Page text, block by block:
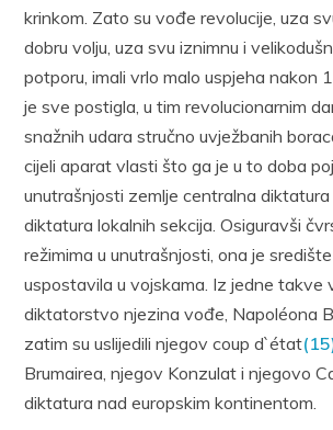
krinkom. Zato su vođe revolucije, uza
dobru volju, uza svu iznimnu i
potporu, imali vrlo malo uspjeha nakon
je sve postigla, u tim revolucionarnim
snažnih udara stručno uvježbanih
cijeli aparat vlasti što ga je u to doba
unutrašnjosti zemlje centralna diktatura
diktatura lokalnih sekcija. Osiguravši
režimima u unutrašnjosti, ona je
uspostavila u vojskama. Iz jedne takve
diktatorstvo njezina vođe, Napoléona
zatim su uslijedili njegov coup d`état
Brumairea, njegov Konzulat i njegovo
diktatura nad europskim kontinentom.